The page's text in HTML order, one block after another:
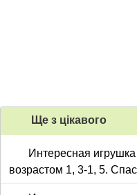
Ще з цiкавого
Интересная
возрастом 1, 3-1, 5.